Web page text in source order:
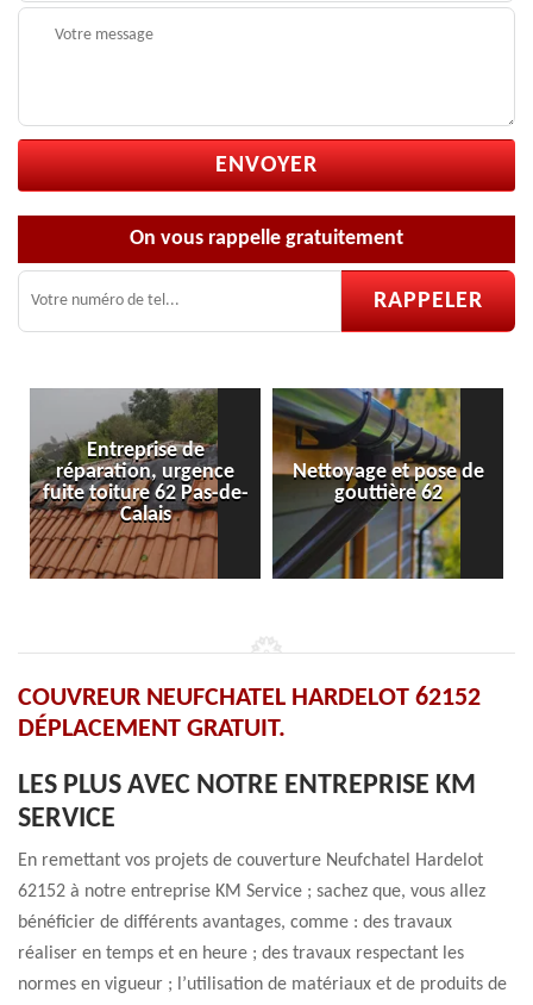
On vous rappelle gratuitement
de-
Nettoyage et pose de
gouttière 62
Pose et réparation de
velux 62
COUVREUR NEUFCHATEL HARDELOT 62152
DÉPLACEMENT GRATUIT.
LES PLUS AVEC NOTRE ENTREPRISE KM
SERVICE
En remettant vos projets de couverture Neufchatel Hardelot
62152 à notre entreprise KM Service ; sachez que, vous allez
bénéficier de différents avantages, comme : des travaux
réaliser en temps et en heure ; des travaux respectant les
normes en vigueur ; l’utilisation de matériaux et de produits de